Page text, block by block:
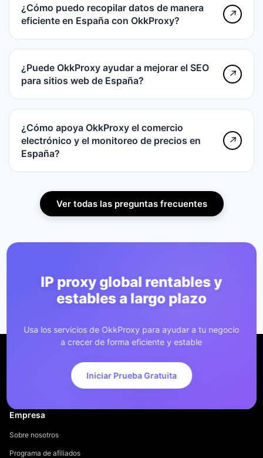
¿Cómo puedo recopilar datos de manera
eficiente en España con OkkProxy?
↗
¿Puede OkkProxy ayudar a mejorar el SEO
para sitios web de España?
↗
¿Cómo apoya OkkProxy el comercio
electrónico y el monitoreo de precios en
España?
↗
Ver todas las preguntas frecuentes
IP proxy global rentables y
estables a largo plazo
Usa los servicios de OkkProxy para ayudar a tu negocio
a crecer de forma eficiente y estable
Iniciar Prueba Gratuita
Empresa
Sobre nosotros
Programa de afiliados